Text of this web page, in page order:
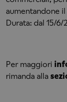
aumentandone il
Durata: dal 15/6/
Per maggiori
rimanda alla